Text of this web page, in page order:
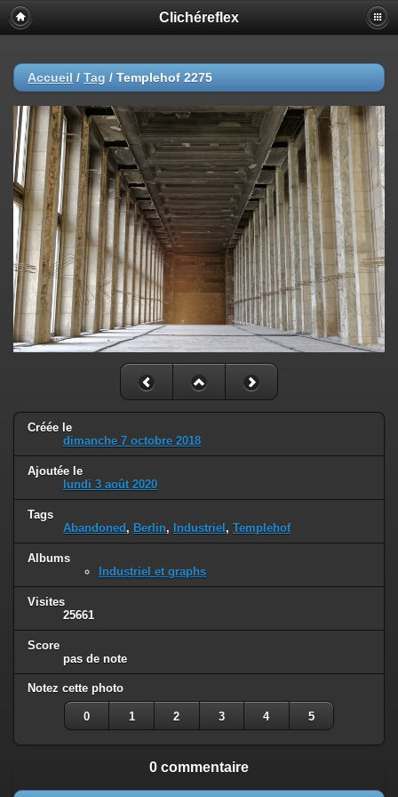
Clichéreflex
Accueil / Tag / Templehof 2275
Créée le
dimanche 7 octobre 2018
Ajoutée le
lundi 3 août 2020
Tags
Abandoned , Berlin, Industriel , Templehof
Albums
Industriel et graphs
Visites
25661
Score
pas de note
Notez cette photo
0 1 2 3 4 5
0 commentaire